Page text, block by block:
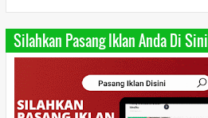
Silahkan Pasang Iklan Anda Di Sini